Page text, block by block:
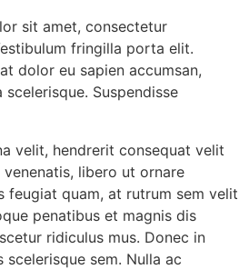
sit amet, consectetur
fringilla porta elit.
dolor eu sapien accumsan,
Suspendisse
velit, hendrerit consequat velit
libero ut ornare
feugiat quam, at rutrum sem velit
penatibus et magnis dis
ridiculus mus. Donec in
sem. Nulla ac